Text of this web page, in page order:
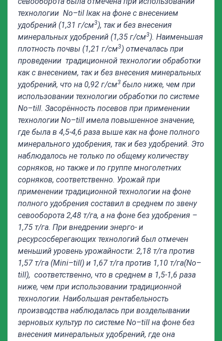
технологии No–til lкак на фоне с внесением
удобрений (1,31 г/см3), так и без внесения
минеральных удобрений (1,35 г/см3). Наименьшая
плотность почвы (1,21 г/см3) отмечалась при
проведении традиционной технологии обработки
как с внесением, так и без внесения минеральных
удобрений, что на 0,92 г/см3 было ниже, чем при
использовании технологии обработки по системе
No–till. Засорённость посевов при применении
технологии No–till имела повышенное значение,
где была в 4,5-4,6 раза выше как на фоне полного
минерального удобрения, так и без удобрений. Это
наблюдалось не только по общему количеству
сорняков, но также и по группе многолетних
сорняков, соответственно. Урожай при
применении традиционной технологии на фоне
полного удобрения составил в среднем по звену
севооборота 2,48 т/га, а на фоне без удобрения –
1,75 т/га. При внедрении энерго- и
ресурсосберегающих технологий был отмечен
меньший уровень урожайности: 2,18 т/га против
1,57 т/га (Mini–till) и 1,67 т/га против 1,10 т/га(No–
till), соответственно, что в среднем в 1,5-1,6 раза
ниже, чем при использовании традиционной
технологии. Наибольшая рентабельность
производства наблюдалась при возделывании
зерновых культур по системе No–till на фоне без
внесения минеральных удобрений, где она